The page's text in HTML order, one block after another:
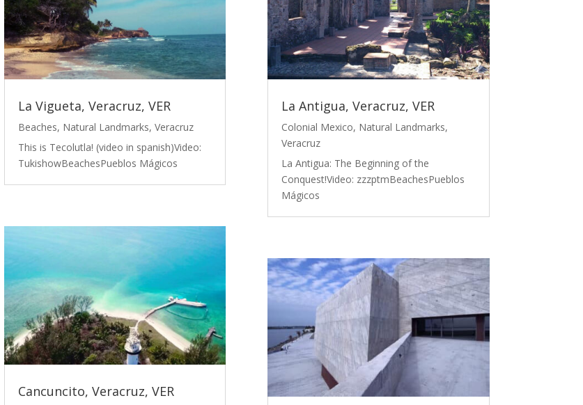
La Vigueta, Veracruz, VER
Beaches, Natural Landmarks, Veracruz
This is Tecolutla! (video in spanish)Video:
TukishowBeachesPueblos Mágicos
Cancuncito, Veracruz, VER
La Antigua, Veracruz, VER
Colonial Mexico, Natural Landmarks,
Veracruz
La Antigua: The Beginning of the
Conquest!Video: zzzptmBeachesPueblos
Mágicos